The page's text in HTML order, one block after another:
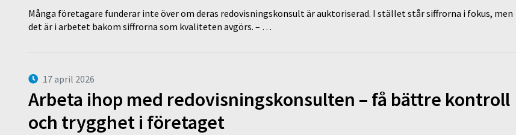
Många företagare funderar inte över om deras redovisningskonsult är auktoriserad. I stället står siffrorna i fokus, men
det är i arbetet bakom siffrorna som kvaliteten avgörs. – …
17 april 2026
Arbeta ihop med redovisningskonsulten – få bättre kontroll
och trygghet i företaget